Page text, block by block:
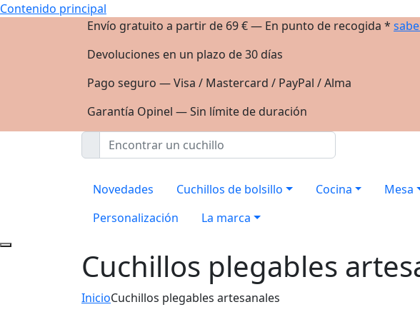
Contenido principal
Envío gratuito a partir de 69 € — En punto de recogida *
Devoluciones en un plazo de 30 días
Pago seguro — Visa / Mastercard / PayPal / Alma
Garantía Opinel — Sin límite de duración
Novedades Cuchillos de bolsillo Cocina Mesa
Personalización
La marca
Cuchillos plegables
InicioCuchillos plegables artesanales